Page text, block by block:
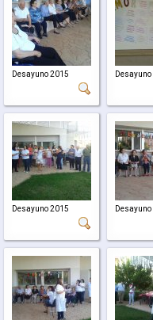
Desayuno 2015
Desayuno 2015